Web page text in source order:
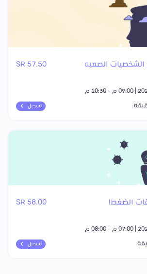
الشخصيات الصعبه 57.50 SR
تسجيل
الضغط! 58.00 SR
تسجيل